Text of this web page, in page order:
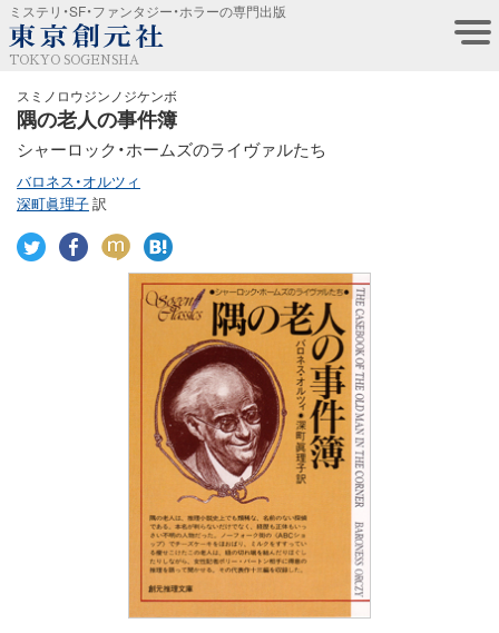
ミステリ・SF・ファンタジー・ホラーの専門出版
TOKYO SOGENSHA
スミノロウジンノジケンボ
隅の老人の事件簿
シャーロック・ホームズのライヴァルたち
バロネス・オルツィ
深町眞理子訳